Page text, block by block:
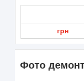
грн
Фото